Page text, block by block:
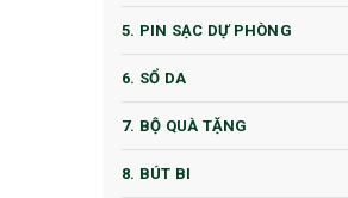
5. PIN SẠC DỰ PHÒNG
6. SỔ DA
7. BỘ QUÀ TẶNG
8. BÚT BI